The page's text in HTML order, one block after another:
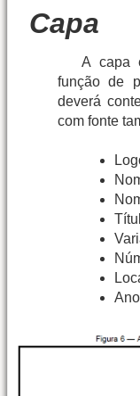
Capa
A capa
função de
deverá
com fonte